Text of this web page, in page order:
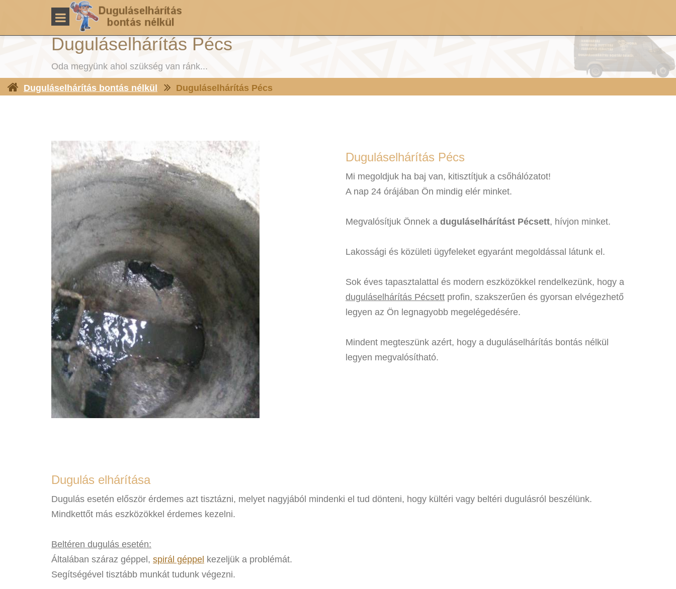
Duguláselhárítás Pécs
Oda megyünk ahol szükség van ránk...
Duguláselhárítás bontás nélkül Duguláselhárítás Pécs
Duguláselhárítás Pécs
Mi megoldjuk ha baj van, kitisztítjuk a csőhálózatot!
A nap 24 órájában Ön mindig elér minket.
Megvalósítjuk Önnek a duguláselhárítást Pécsett, hívjon minket.
Lakossági és közületi ügyfeleket egyaránt megoldással látunk el.
Sok éves tapasztalattal és modern eszközökkel rendelkezünk, hogy a
duguláselhárítás Pécsett profin, szakszerűen és gyorsan elvégezhető
legyen az Ön legnagyobb megelégedésére.
Mindent megteszünk azért, hogy a duguláselhárítás bontás nélkül
legyen megvalósítható.
Dugulás elhárítása
Dugulás esetén először érdemes azt tisztázni, melyet nagyjából mindenki el tud dönteni, hogy kültéri vagy beltéri dugulásról beszélünk.
Mindkettőt más eszközökkel érdemes kezelni.
Beltéren dugulás esetén:
Általában száraz géppel, spirál géppel kezeljük a problémát.
Segítségével tisztább munkát tudunk végezni.